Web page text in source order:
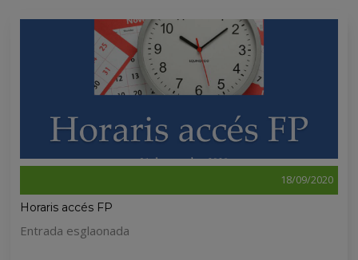
18/09/2020
Horaris accés FP
Entrada esglaonada